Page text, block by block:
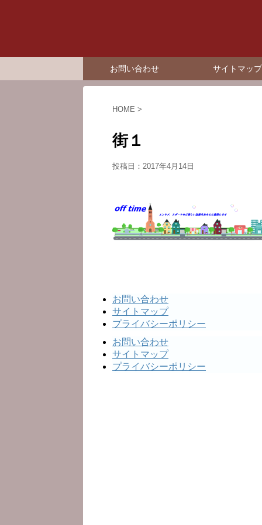
お問い合わせ サイトマップ
HOME >
街１
投稿日： 2017年4月14日
お問い合わせ
サイトマップ
プライバシーポリシー
お問い合わせ
サイトマップ
プライバシーポリシー